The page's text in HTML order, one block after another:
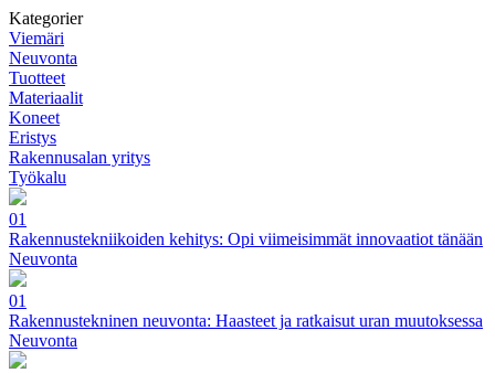
Kategorier
Viemäri
Neuvonta
Tuotteet
Materiaalit
Koneet
Eristys
Rakennusalan yritys
Työkalu
01
Rakennustekniikoiden kehitys: Opi viimeisimmät innovaatiot tänään
Neuvonta
01
Rakennustekninen neuvonta: Haasteet ja ratkaisut uran muutoksessa
Neuvonta